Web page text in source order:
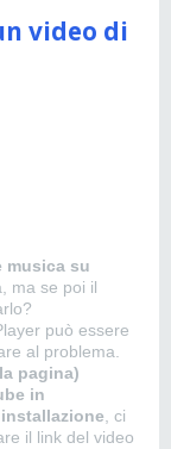
video di
musica su
ma se poi il
può essere
al problema.
pagina)
in
, ci
il link del video